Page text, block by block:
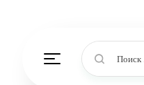
Поиск ...